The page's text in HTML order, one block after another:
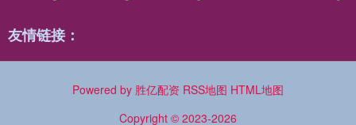
友情链接：
Powered by 胜亿配资 RSS地图 HTML地图
Copyright © 2023-2026